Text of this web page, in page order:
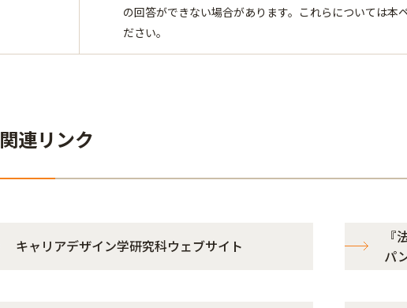
の回答ができない場合があります。これらについては
ださい。
関連リンク
キャリアデザイン学研究科ウェブサイト
『
パ